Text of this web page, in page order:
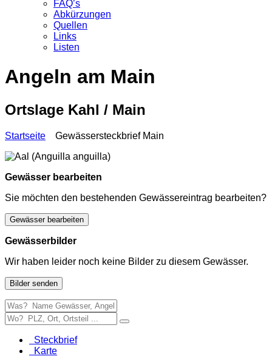
FAQ’s
Abkürzungen
Quellen
Links
Listen
Angeln am Main
Ortslage Kahl / Main
Startseite Gewässersteckbrief Main
Gewässer bearbeiten
Sie möchten den bestehenden Gewässereintrag bearbeiten?
Gewässer bearbeiten
Gewässerbilder
Wir haben leider noch keine Bilder zu diesem Gewässer.
Bilder senden
Steckbrief
Karte